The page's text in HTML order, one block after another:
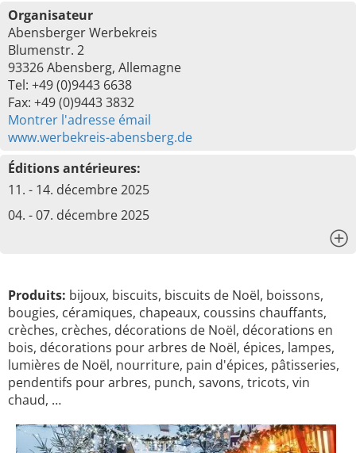
Organisateur
Abensberger Werbekreis
Blumenstr. 2
93326 Abensberg, Allemagne
Tel: +49 (0)9443 6638
Fax: +49 (0)9443 3832
Montrer l'adresse émail
www.werbekreis-abensberg.de
Éditions antérieures:
11. - 14. décembre 2025
04. - 07. décembre 2025
Produits: bijoux, biscuits, biscuits de Noël, boissons,
bougies, céramiques, chapeaux, coussins chauffants,
crèches, crèches, décorations de Noël, décorations en
bois, décorations pour arbres de Noël, épices, lampes,
lumières de Noël, nourriture, pain d'épices, pâtisseries,
pendentifs pour arbres, punch, savons, tricots, vin
chaud, …